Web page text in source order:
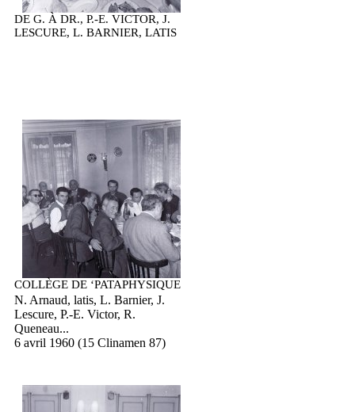
DE G. À DR., P.-E. VICTOR, J.
LESCURE, L. BARNIER, LATIS
COLLÈGE DE ‘PATAPHYSIQUE
N. Arnaud, latis, L. Barnier, J.
Lescure, P.-E. Victor, R.
Queneau...
6 avril 1960 (15 Clinamen 87)